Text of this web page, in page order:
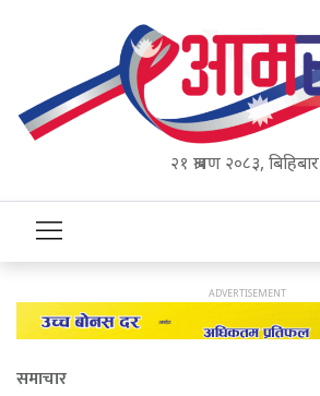
२१ श्रावण २०८३, बिहिबार
समाचार